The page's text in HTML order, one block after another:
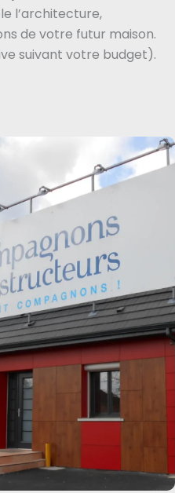
l’architecture,
de votre futur maison.
suivant votre budget).